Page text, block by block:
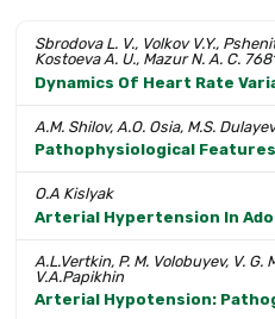
Sbrodova L. V., Volkov V.Y.,
Kostoeva A. U., Mazur N. A. С.
Dynamics Of Heart Rate
A.M. Shilov, A.O. Osia, M.S.
Pathophysiological
O.A Kislyak
Arterial Hypertension In
A.L.Vertkin, P. M. Volobuyev, V. G.
V.A.Papikhin
Arterial Hypotension: